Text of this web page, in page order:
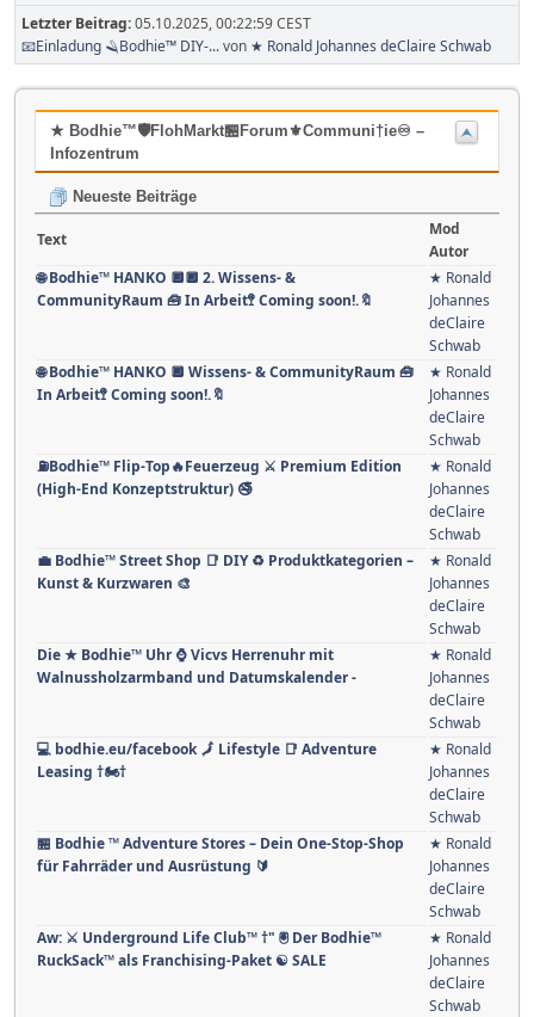
Letzter Beitrag:05.10.2025, 00:22:59 CEST
📧Einladung 🪒Bodhie™ DIY-...von ★ Ronald Johannes deClaire Schwab
★ Bodhie™🛡️FlohMarkt🏪Forum⚜️Communi†ie♾️ –
Infozentrum
Neueste Beiträge
Text
Mod
Autor
🌐 Bodhie™ HANKO 🔲🔲 2. Wissens- &
CommunityRaum 🧰 In Arbeit🚏 Coming soon!.🔖
★ Ronald
Johannes
deClaire
Schwab
🌐 Bodhie™ HANKO 🔲 Wissens- & CommunityRaum 🧰
In Arbeit🚏 Coming soon!.🔖
★ Ronald
Johannes
deClaire
Schwab
⛽️Bodhie™ Flip-Top🔥Feuerzeug ⚔️ Premium Edition
(High-End Konzeptstruktur) 🚭
★ Ronald
Johannes
deClaire
Schwab
💼 Bodhie™ Street Shop 📑 DIY ♻ Produktkategorien –
Kunst & Kurzwaren 🎨
★ Ronald
Johannes
deClaire
Schwab
Die ★ Bodhie™ Uhr ⌚️ Vicvs Herrenuhr mit
Walnussholzarmband und Datumskalender -
★ Ronald
Johannes
deClaire
Schwab
💻 bodhie.eu/facebook 🗾 Lifestyle 📑 Adventure
Leasing †🏍️†
★ Ronald
Johannes
deClaire
Schwab
🏪 Bodhie ™ Adventure Stores – Dein One-Stop-Shop
für Fahrräder und Ausrüstung 🔰
★ Ronald
Johannes
deClaire
Schwab
Aw: ⚔ Underground Life Club™ †" 🖲 Der Bodhie™
RuckSack™ als Franchising-Paket ☯ SALE
★ Ronald
Johannes
deClaire
Schwab